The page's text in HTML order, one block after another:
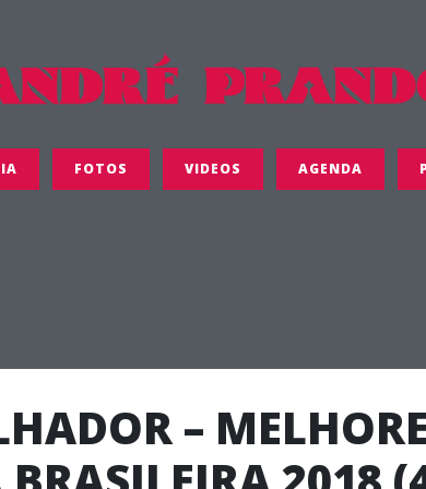
FOTOS VIDEOS AGENDA
–